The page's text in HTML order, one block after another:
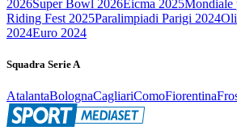
2026Super Bowl 2026Eicma 2025Mondiale
Riding Fest 2025Paralimpiadi Parigi 2024
2024Euro 2024
Squadra Serie A
AtalantaBolognaCagliariComoFiorentina